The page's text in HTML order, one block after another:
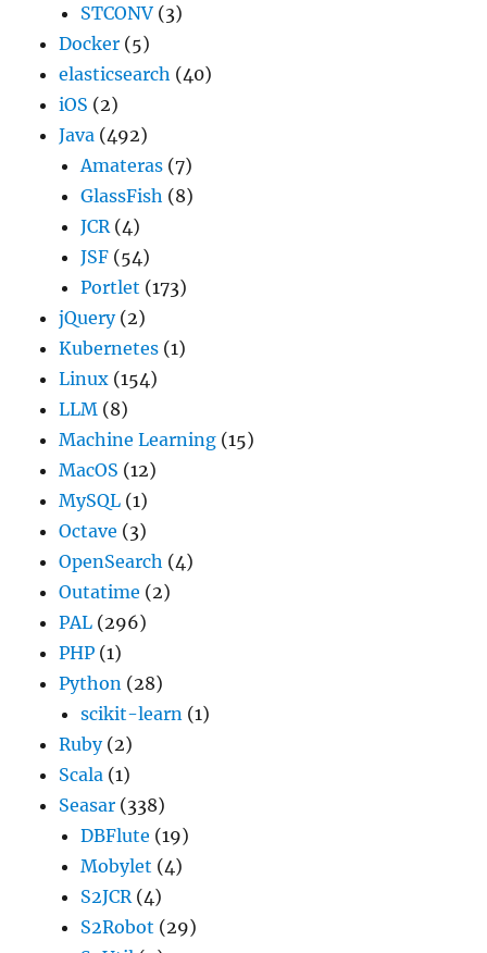
STCONV (3)
Docker (5)
elasticsearch (40)
iOS (2)
Java (492)
Amateras (7)
GlassFish (8)
JCR(4)
JSF (54)
Portlet (173)
jQuery(2)
Kubernetes (1)
Linux (154)
LLM (8)
Machine Learning (15)
MacOS (12)
MySQL (1)
Octave (3)
OpenSearch (4)
Outatime (2)
PAL (296)
PHP (1)
Python (28)
scikit-learn (1)
Ruby(2)
Scala (1)
Seasar (338)
DBFlute (19)
Mobylet (4)
S2JCR(4)
S2Robot (29)